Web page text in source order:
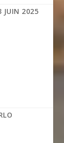
JUIN 2025